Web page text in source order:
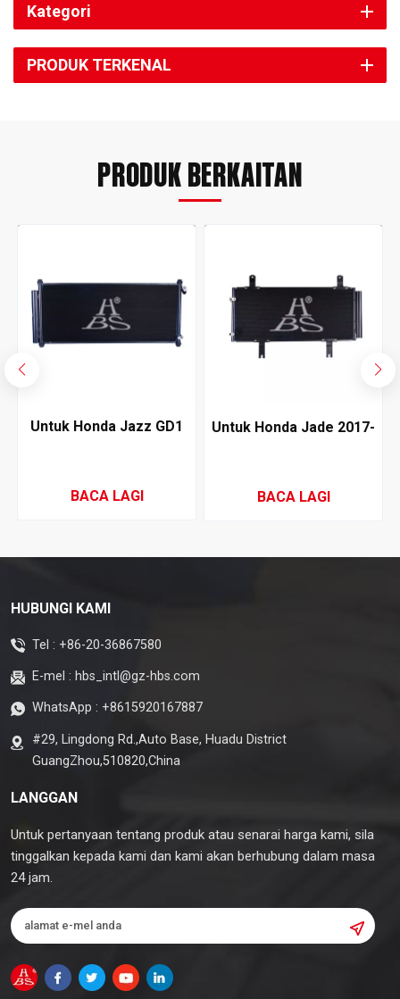
Kategori
PRODUK TERKENAL
PRODUK BERKAITAN
Untuk Honda Jazz GD1
Udara
BACA LAGI
Untuk Honda Jade 2017-
BACA LAGI
HUBUNGI KAMI
Tel : +86-20-36867580
E-mel : hbs_intl@gz-hbs.com
WhatsApp : +8615920167887
#29, Lingdong Rd.,Auto Base, Huadu District
GuangZhou,510820,China
LANGGAN
Untuk pertanyaan tentang produk atau senarai harga kami, sila
tinggalkan kepada kami dan kami akan berhubung dalam masa
24 jam.